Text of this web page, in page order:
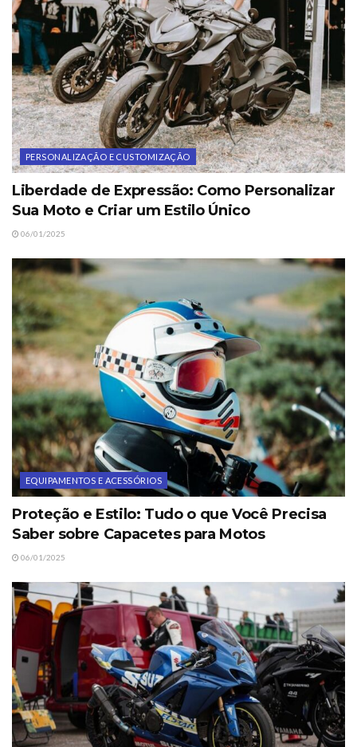
PERSONALIZAÇÃO E CUSTOMIZAÇÃO
Liberdade de Expressão: Como Personalizar
Sua Moto e Criar um Estilo Único
06/01/2025
EQUIPAMENTOS E ACESSÓRIOS
Proteção e Estilo: Tudo o que Você Precisa
Saber sobre Capacetes para Motos
06/01/2025